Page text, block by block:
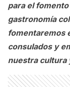
para el
gastronomía
fomentaremos
consulados y
nuestra cultura